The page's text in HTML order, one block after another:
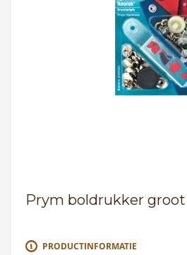
Prym boldrukker groot
PRODUCTINFORMATIE